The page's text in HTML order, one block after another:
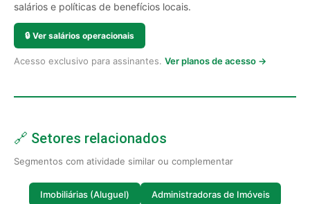
salários e políticas de benefícios locais.
🔒 Ver salários operacionais
Acesso exclusivo para assinantes. Ver planos de acesso →
🔗 Setores relacionados
Segmentos com atividade similar ou complementar
Imobiliárias (Aluguel) Administradoras de Imóveis